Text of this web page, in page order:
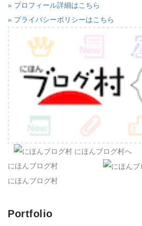
» プロフィール詳細はこちら
» プライバシーポリシーはこちら
にほんブログ村
にほんブログ村
Portfolio